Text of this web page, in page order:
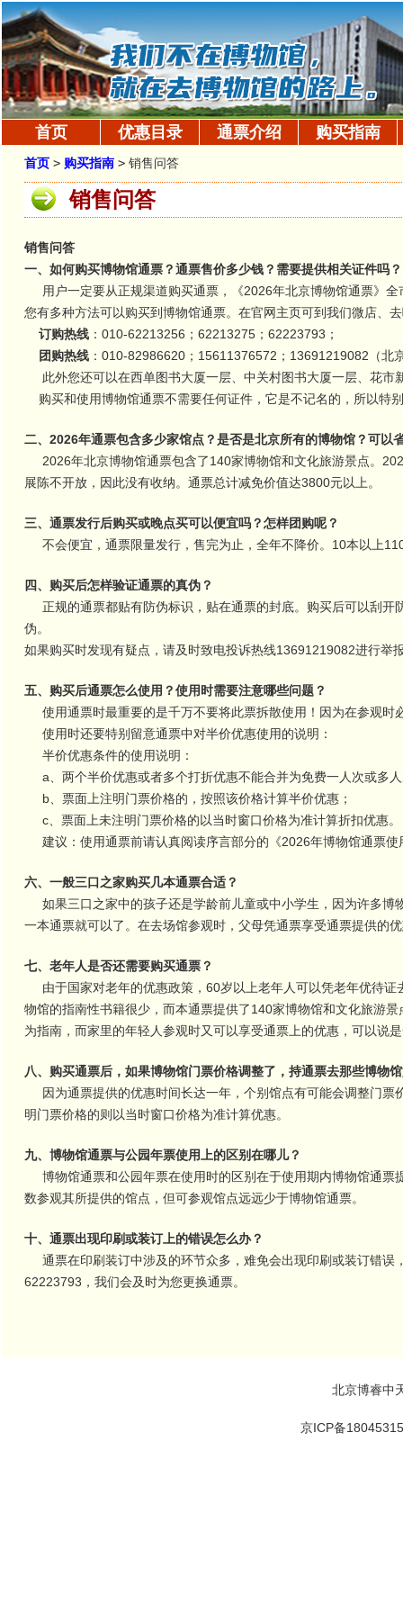
首页 优惠目录 通票介绍 购买指南
首页 > 购买指南 > 销售问答
销售问答
销售问答
一、如何购买博物馆通票？通票售价多少钱？需要提供相关证件吗？
用户一定要从正规渠道购买通票，《2026年北京博物馆通票》全
您有多种方法可以购买到博物馆通票。在官网主页可到我们微店、
订购热线 ：010-62213256；62213275；62223793；
团购热线 ：010-82986620；15611376572；13691219082（北
此外您还可以在西单图书大厦一层、中关村图书大厦一层、花市
购买和使用博物馆通票不需要任何证件，它是不记名的，所以特
二、2026年通票包含多少家馆点？是否是北京所有的博物馆？可以
2026年北京博物馆通票包含了140家博物馆和文化旅游景点。
展陈不开放，因此没有收纳。通票总计减免价值达3800元以上。
三、通票发行后购买或晚点买可以便宜吗？怎样团购呢？
不会便宜，通票限量发行，售完为止，全年不降价。10本以上
四、购买后怎样验证通票的真伪？
正规的通票都贴有防伪标识，贴在通票的封底。购买后可以刮开
伪。
如果购买时发现有疑点，请及时致电投诉热线13691219082进行举
五、购买后通票怎么使用？使用时需要注意哪些问题？
使用通票时最重要的是千万不要将此票拆散使用！因为在参观时
使用时还要特别留意通票中对半价优惠使用的说明：
半价优惠条件的使用说明：
a、两个半价优惠或者多个打折优惠不能合并为免费一人次或多
b、票面上注明门票价格的，按照该价格计算半价优惠；
c、票面上未注明门票价格的以当时窗口价格为准计算折扣优惠。
建议：使用通票前请认真阅读序言部分的《2026年博物馆通票
六、一般三口之家购买几本通票合适？
如果三口之家中的孩子还是学龄前儿童或中小学生，因为许多博
一本通票就可以了。在去场馆参观时，父母凭通票享受通票提供的
七、老年人是否还需要购买通票？
由于国家对老年的优惠政策，60岁以上老年人可以凭老年优待证
物馆的指南性书籍很少，而本通票提供了140家博物馆和文化旅游
为指南，而家里的年轻人参观时又可以享受通票上的优惠，可以说
八、购买通票后，如果博物馆门票价格调整了，持通票去那些博物
因为通票提供的优惠时间长达一年，个别馆点有可能会调整门票
明门票价格的则以当时窗口价格为准计算优惠。
九、博物馆通票与公园年票使用上的区别在哪儿？
博物馆通票和公园年票在使用时的区别在于使用期内博物馆通票
数参观其所提供的馆点，但可参观馆点远远少于博物馆通票。
十、通票出现印刷或装订上的错误怎么办？
通票在印刷装订中涉及的环节众多，难免会出现印刷或装订错误
62223793，我们会及时为您更换通票。
北京博睿中
京ICP备